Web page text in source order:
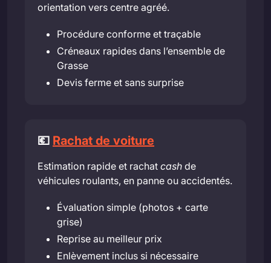
orientation vers centre agréé.
Procédure conforme et traçable
Créneaux rapides dans l’ensemble de
Grasse
Devis ferme et sans surprise
💶 Rachat de voiture
Estimation rapide et rachat cash de
véhicules roulants, en panne ou accidentés.
Évaluation simple (photos + carte
grise)
Reprise au meilleur prix
Enlèvement inclus si nécessaire